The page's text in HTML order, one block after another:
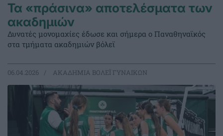
Τα «πράσινα» αποτελέσματα των
ακαδημιών
Δυνατές μονομαχίες έδωσε και σήμερα ο Παναθηναϊκός
στα τμήματα ακαδημιών βόλεϊ
06.04.2026 ΑΚΑΔΗΜΙΑ ΒΟΛΕΪ ΓΥΝΑΙΚΩΝ